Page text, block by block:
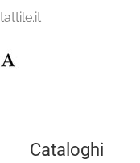
Cataloghi